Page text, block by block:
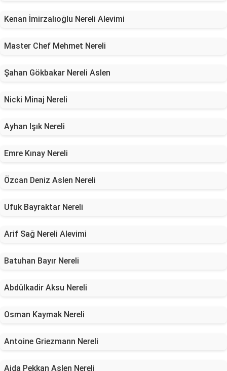
Kenan İmirzalıoğlu Nereli Alevimi
Master Chef Mehmet Nereli
Şahan Gökbakar Nereli Aslen
Nicki Minaj Nereli
Ayhan Işık Nereli
Emre Kınay Nereli
Özcan Deniz Aslen Nereli
Ufuk Bayraktar Nereli
Arif Sağ Nereli Alevimi
Batuhan Bayır Nereli
Abdülkadir Aksu Nereli
Osman Kaymak Nereli
Antoine Griezmann Nereli
Ajda Pekkan Aslen Nereli